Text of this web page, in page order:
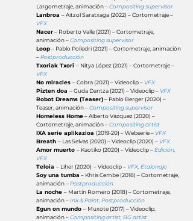
Largometraje, animación –Compositing supervisor
Lanbroa – Aitzol Saratxaga (2022) – Cortometraje –
VFX
Nacer– Roberto Valle (2021) – Cortometraje,
animación –Compositing supervisor
Loop– Pablo Polledri (2021) – Cortometraje, animación
–Postproducción
Txoriak Txori – Nitya López (2021) – Cortometraje –
VFX
No miracles – Cobra (2021) – Videoclip – VFX
Pizten doa – Guda Dantza (2021) – Videoclip – VFX
Robot Dreams (Teaser)– Pablo Berger (2020) –
Teaser, animación –Compositing supervisor
Homeless Home– Alberto Vázquez (2020) –
Cortometraje, animación –Compositing artist
IXA serie aplikazioa (2019-20) – Webserie – VFX
Breath – Las Selvas (2020) – Videoclip (2020) – VFX
Amor muerto – Kaotiko (2020) – Videoclip –Edición,
VFX
Teloia – Liher (2020) – Videoclip – VFX, Etalonaje
Soy una tumba – Khris Cembe (2018) – Cortometraje,
animación –Postproducción
La noche – Martín Romero (2018) – Cortometraje,
animación –Ink & Paint, Postproducción
Egun on mundo – Muxote (2017) – Videoclip,
animación –Compositing artist, BG artist